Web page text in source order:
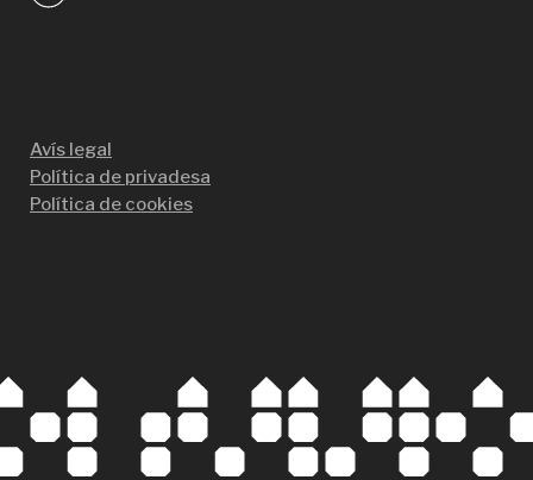
Avís legal
Política de privadesa
Política de cookies